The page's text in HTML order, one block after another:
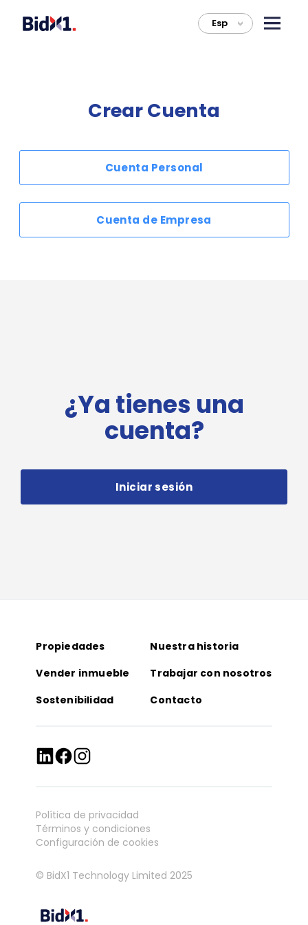
Esp >
¿Ya tienes una
cuenta?
Iniciar sesión
Crear Cuenta
Cuenta Personal
Cuenta de Empresa
Propiedades
Nuestra historia
Vender inmueble
Trabajar con nosotros
Sostenibilidad
Contacto
Política de privacidad
Términos y condiciones
Configuración de cookies
© BidX1 Technology Limited 2025